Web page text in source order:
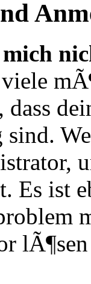
Es ist
lÃ¶sen